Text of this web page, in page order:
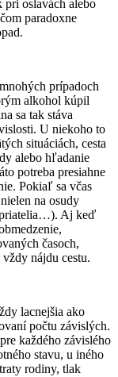
oslavách alebo
paradoxne
prípadoch
alkohol kúpil
sa tak stáva
U niekoho to
situáciách, cesta
alebo hľadanie
potreba presiahne
Pokiaľ sa včas
na osudy
priatelia…). Aj keď
časoch,
nájdu cestu.
lacnejšia ako
počtu závislých.
každého závislého
stavu, u iného
rodiny, tlak